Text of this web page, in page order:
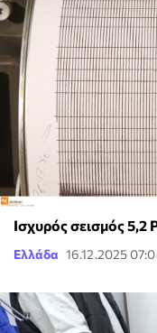
Ισχυρός σεισμός 5,2
Ελλάδα 16.12.2025